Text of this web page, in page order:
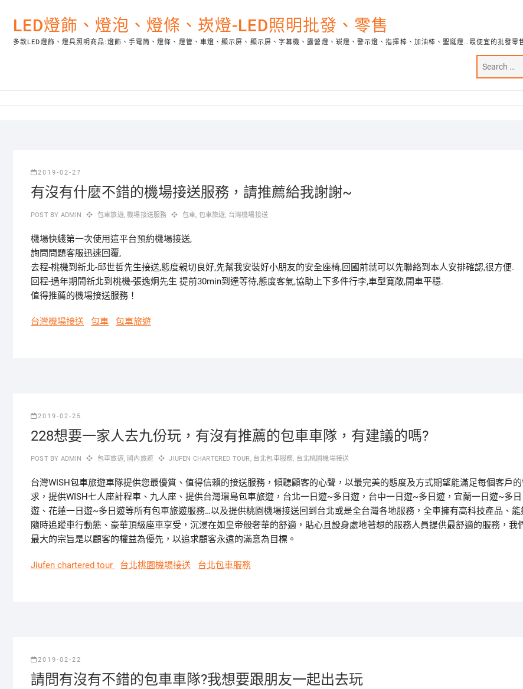
contentLED燈飾、燈泡、燈條、崁燈-LED照明批發、零售
多款LED燈飾、燈具照明商品:燈飾、手電筒、燈條、燈管、車燈、顯示屏、顯示屏、字幕機、露營燈、崁燈、警示燈、指揮棒、加油棒、聖誕燈…最便宜的批發零
2019-02-27
有沒有什麼不錯的機場接送服務，請推薦給我謝謝~
POST BY ADMIN 包車旅遊,機場接送服務 包車, 包車旅遊, 台灣機場接送
機場快綫第一次使用這平台預約機場接送,
詢問問題客服迅速回覆,
去程-桃機到新北-邱世哲先生接送,態度親切良好,先幫我安裝好小朋友的安全座椅,回國前就可以先聯絡到本人安排確認,很方便.
回程-過年期間新北到桃機-張逸炯先生 提前30min到達等待,態度客氣,協助上下多件行李,車型寬敞,開車平穩.
值得推薦的機場接送服務！
台灣機場接送 包車 包車旅遊
2019-02-25
228想要一家人去九份玩，有沒有推薦的包車車隊，有建議的嗎?
POST BY ADMIN 包車旅遊, 國內旅遊 JIUFEN CHARTERED TOUR, 台北包車服務, 台北桃園機場接送
台灣WISH包車旅遊車隊提供您最優質、值得信賴的接送服務，傾聽顧客的心聲，以最完美的態度及方式期望能滿足每個客戶
求，提供WISH七人座計程車、九人座、提供台灣環島包車旅遊，台北一日遊~多日遊，台中一日遊~多日遊，宜蘭一日遊~多日
遊、花蓮一日遊~多日遊等所有包車旅遊服務…以及提供桃園機場接送回到台北或是全台灣各地服務，全車擁有高科技產品、能
隨時追蹤車行動態、豪華頂級座車享受，沉浸在如皇帝般奢華的舒適，貼心且設身處地著想的服務人員提供最舒適的服務，我
最大的宗旨是以顧客的權益為優先，以追求顧客永遠的滿意為目標。
Jiufen chartered tour 台北桃園機場接送 台北包車服務
2019-02-22
請問有沒有不錯的包車車隊?我想要跟朋友一起出去玩